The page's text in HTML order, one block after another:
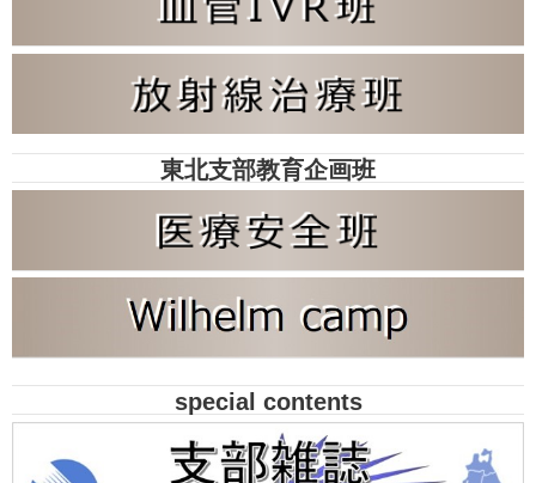
東北支部教育企画班
special contents